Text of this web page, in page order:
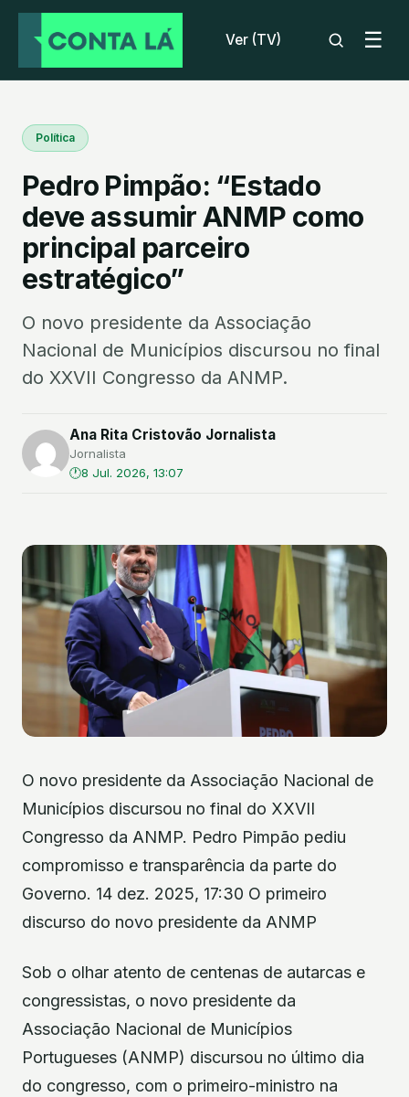
Ver (TV) ☰
Política
Pedro Pimpão: “Estado
deve assumir ANMP como
principal parceiro
estratégico”
O novo presidente da Associação
Nacional de Municípios discursou no final
do XXVII Congresso da ANMP.
Ana Rita Cristovão Jornalista
Jornalista
8 Jul. 2026, 13:07
O novo presidente da Associação Nacional de
Municípios discursou no final do XXVII
Congresso da ANMP. Pedro Pimpão pediu
compromisso e transparência da parte do
Governo. 14 dez. 2025, 17:30 O primeiro
discurso do novo presidente da ANMP
Sob o olhar atento de centenas de autarcas e
congressistas, o novo presidente da
Associação Nacional de Municípios
Portugueses (ANMP) discursou no último dia
do congresso, com o primeiro-ministro na